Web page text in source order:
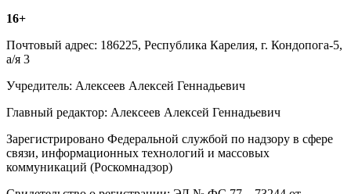
16+
Почтовый адрес: 186225, Республика Карелия, г. Кондопога-5,
а/я 3
Учредитель: Алексеев Алексей Геннадьевич
Главный редактор: Алексеев Алексей Геннадьевич
Зарегистрировано Федеральной службой по надзору в сфере
связи, информационных технологий и массовых
коммуникаций (Роскомнадзор)